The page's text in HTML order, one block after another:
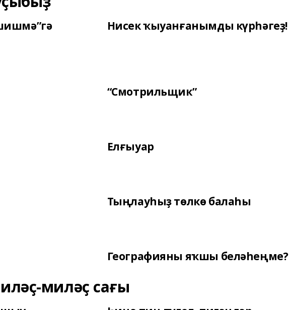
Нисек ҡыуанғанымды күрһәгеҙ!
“Смотрильщик”
Елғыуар
Тыңлауһыҙ төлкө балаһы
Географияны яҡшы беләһеңме?
миләҫ сағы